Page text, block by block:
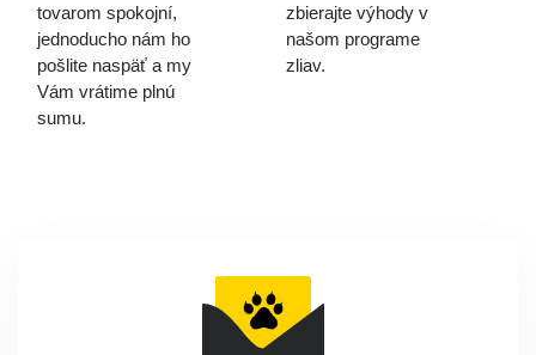
tovarom spokojní,
jednoducho nám ho
pošlite naspäť a my
Vám vrátime plnú
sumu.
zbierajte výhody v
našom programe
zliav.